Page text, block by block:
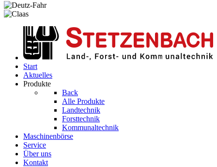
Start
Aktuelles
Produkte
Back
Alle Produkte
Landtechnik
Forsttechnik
Kommunaltechnik
Maschinenbörse
Service
Über uns
Kontakt